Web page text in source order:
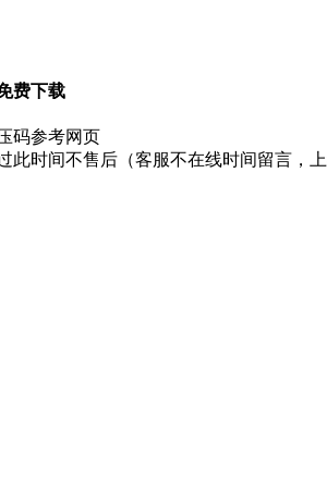
费下载
码参考网页
时间不售后（客服不在线时间留言，上